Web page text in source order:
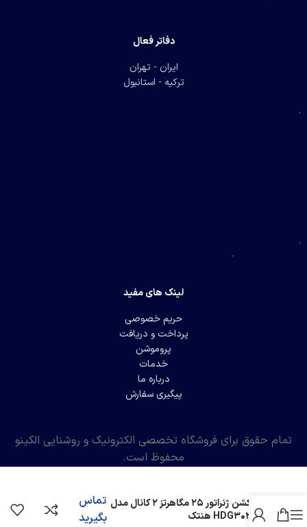
دفاتر فعال
ایران - تهران
ترکیه - استانبول
لینک های مفید
حریم خصوصی
پرداخت و دریافت
پروموشن
خدمات
درباره ما
پیگیری سفارش
تمام حقوق برای فروشگاه تخصصی الکترونیک و روشنایی الکینو
محفوظ است.
فانکشن ژنراتور 25 مگاهرتز 2 کانال مدل
HDG3022B هنتک
تماس
بگیرید